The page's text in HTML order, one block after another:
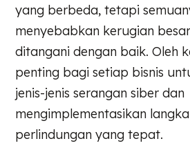
yang berbeda, tetapi
menyebabkan kerugian
ditangani dengan baik. Oleh
penting bagi setiap bisnis
jenis-jenis serangan siber dan
mengimplementasikan
perlindungan yang tepat.